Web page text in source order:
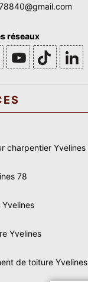
réseaux
charpentier Yvelines
78
Yvelines
de toiture Yvelines